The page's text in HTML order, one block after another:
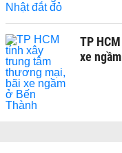
TP
xe